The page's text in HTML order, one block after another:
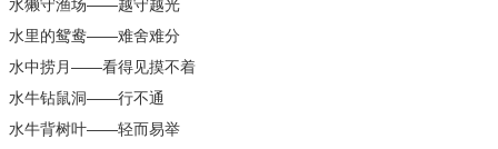
水獭守渔场——越守越光
水里的鸳鸯——难舍难分
水中捞月——看得见摸不着
水牛钻鼠洞——行不通
水牛背树叶——轻而易举